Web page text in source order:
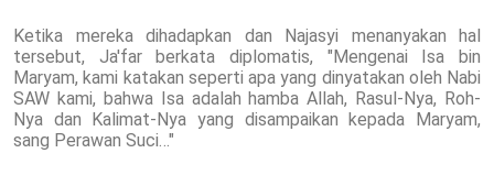
Ketika mereka dihadapkan dan Najasyi menanyakan hal
tersebut, Ja'far berkata diplomatis, "Mengenai Isa bin
Maryam, kami katakan seperti apa yang dinyatakan oleh Nabi
SAW kami, bahwa Isa adalah hamba Allah, Rasul-Nya, Roh-
Nya dan Kalimat-Nya yang disampaikan kepada Maryam,
sang Perawan Suci…"